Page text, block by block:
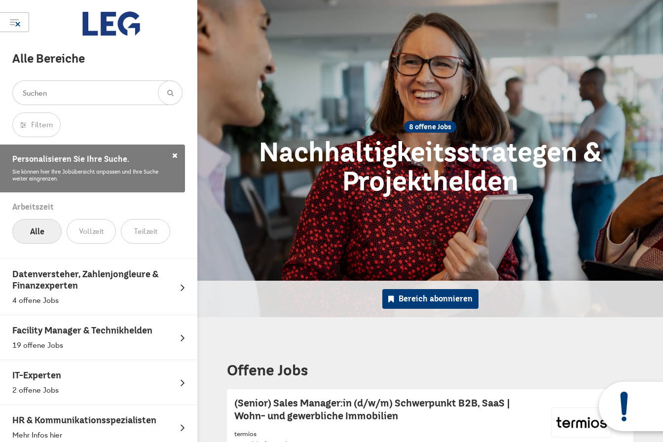
Alle Bereiche
Filtern
Personalisieren Sie Ihre Suche.
Sie können hier Ihre Jobübersicht anpassen und Ihre Suche
weiter eingrenzen.
Arbeitszeit
Alle Vollzeit Teilzeit
Datenversteher, Zahlenjongleure &
Finanzexperten
4 offene Jobs
Facility Manager & Technikhelden
19 offene Jobs
IT-Experten
2 offene Jobs
HR & Kommunikationsspezialisten
Mehr Infos hier
8 offene Jobs
Nachhaltigkeitsstrategen &
Projekthelden
Bereich abonnieren
Offene Jobs
(Senior) Sales Manager:in (d/w/m) Schwerpunkt B2B, SaaS |
Wohn- und gewerbliche Immobilien
termios